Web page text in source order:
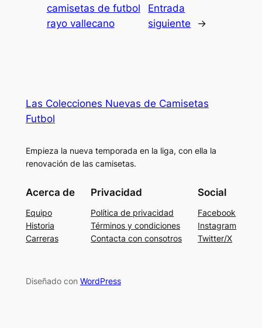
camisetas de futbol
rayo vallecano
Entrada
siguiente
→
Las Colecciones Nuevas de Camisetas
Futbol
Empieza la nueva temporada en la liga, con ella la
renovación de las camisetas.
Acerca de
Equipo
Historia
Carreras
Privacidad
Política de privacidad
Términos y condiciones
Contacta con consotros
Social
Facebook
Instagram
Twitter/X
Diseñado con WordPress